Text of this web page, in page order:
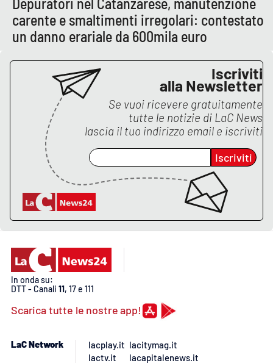
LaC TV
LaC OnAir
EDIZIONI
LOCALI
Catanzaro
Crotone
Reggio Calabria
Cosenza
carente e smaltimenti irregolari: contestato
un danno erariale da 600mila euro
Iscriviti
alla Newsletter
Se vuoi ricevere gratuitamente
tutte le notizie di LaC News
lascia il tuo indirizzo email e iscriviti
Iscriviti
In onda su:
DTT - Canali 11, 17 e 111
Scarica tutte le nostre app!
LaC Network
lacplay.it
lactv.it
lacitymag.it
lacapitalenews.it